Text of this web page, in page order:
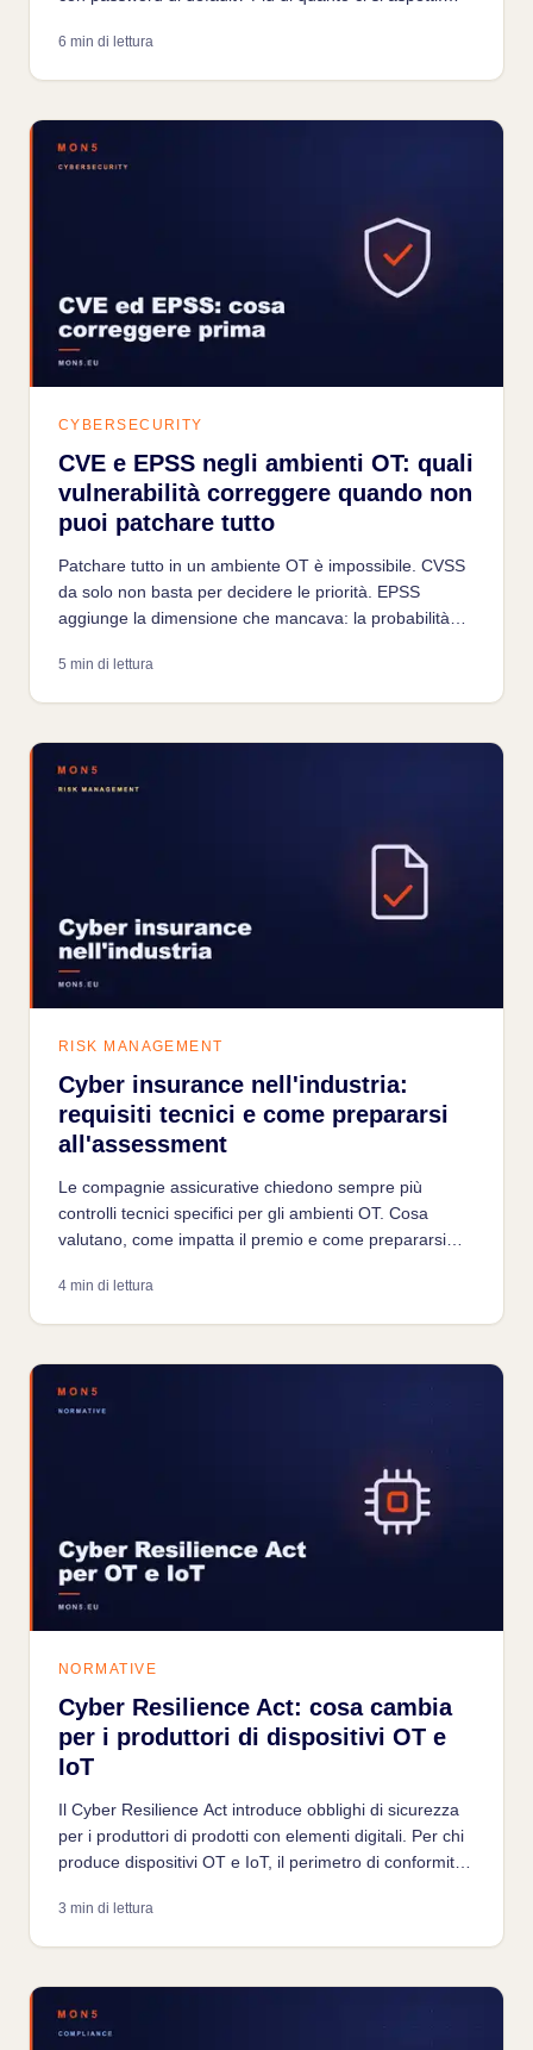
risolve senza fermare la produzione.
6 min di lettura
CYBERSECURITY
CVE e EPSS negli ambienti OT: quali
vulnerabilità correggere quando non
puoi patchare tutto
Patchare tutto in un ambiente OT è impossibile. CVSS
da solo non basta per decidere le priorità. EPSS
aggiunge la dimensione che mancava: la probabilità
5 min di lettura
RISK MANAGEMENT
Cyber insurance nell'industria:
requisiti tecnici e come prepararsi
all'assessment
Le compagnie assicurative chiedono sempre più
controlli tecnici specifici per gli ambienti OT. Cosa
valutano, come impatta il premio e come prepararsi
4 min di lettura
NORMATIVE
Cyber Resilience Act: cosa cambia
per i produttori di dispositivi OT e
IoT
Il Cyber Resilience Act introduce obblighi di sicurezza
per i produttori di prodotti con elementi digitali. Per chi
produce dispositivi OT e IoT, il perimetro di conformità
3 min di lettura